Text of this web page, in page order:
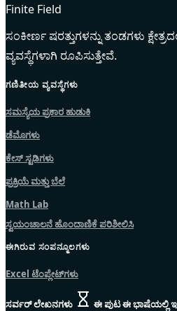
Finite Field
ಸಂಕೀರ್ಣ ಷರತ್ತುಗಳನ್ನು ತಂಡಗಳು
ವ್ಯವಸ್ಥೆಗಳಾಗಿ ರೂಪಿಸುತ್ತೇವೆ.
ಗಣಿತೀಯ ವ್ಯವಸ್ಥೆಗಳು
ಸಮಸ್ಯೆಯ ಪ್ರಕಾರ ಹುಡುಕಿ
ಡೆಮೊಗಳು
ಕೇಸ್ ಸ್ಟಡಿಗಳು
ಪ್ರಕ್ರಿಯೆ ಮತ್ತು ಬೆಲೆ
Math Lab
ಸ್ವಯಂಚಾಲನೆ ಹೊಂದಾಣಿಕೆ ಪರಿಶೀಲಿಸಿ
ಈಗಿರುವ ಸಂಪನ್ಮೂಲಗಳು
Excel ಟೆಂಪ್ಲೇಟ್‌ಗಳು
ಸರ್ವರ್ ಲೇಖನಗಳು
ಈ ಪುಟ ಈ ಭಾಷೆಯಲ್ಲಿ